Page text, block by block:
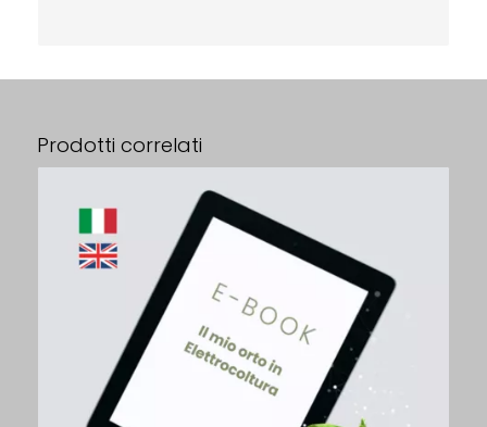
Prodotti correlati